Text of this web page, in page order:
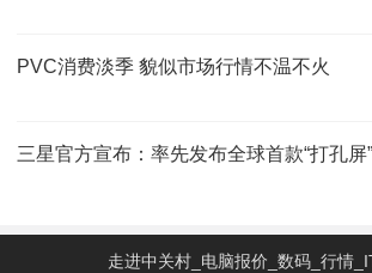
PVC消费淡季 貌似市场行情不温不火
三星官方宣布：率先发布全球首款“打孔屏
走进中关村_电脑报价_数码_行情